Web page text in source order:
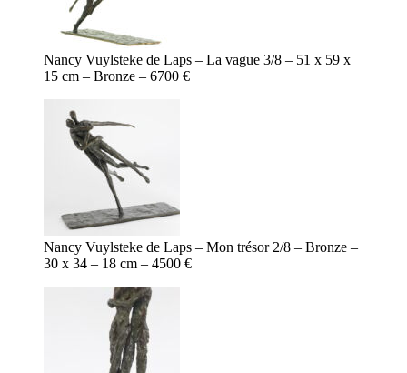
Nancy Vuylsteke de Laps – La vague 3/8 – 51 x 59 x
15 cm – Bronze – 6700 €
Nancy Vuylsteke de Laps – Mon trésor 2/8 – Bronze –
30 x 34 – 18 cm – 4500 €